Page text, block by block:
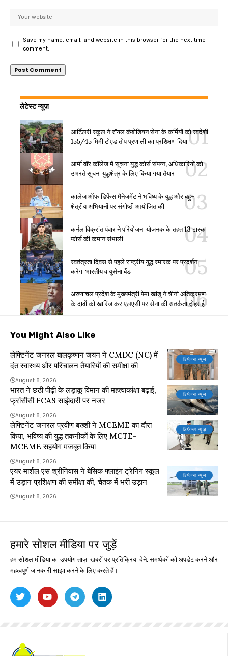
Save my name, email, and website in this browser for the next time I
comment.
लेटेस्ट न्यूज़
आर्टिलरी स्कूल ने रॉयल कंबोडियन सेना के कर्मियों को स्वदेशी
155/45 मिमी टोएड तोप प्रणाली का प्रशिक्षण दिया
आर्मी वॉर कॉलेज में सूचना युद्ध कोर्स संपन्न, अधिकारियों को
उभरते सूचना युद्धक्षेत्र के लिए किया गया तैयार
कालेज ऑफ डिफेंस मैनेजमेंट ने भविष्य के युद्ध और बहु-
क्षेत्रीय अभियानों पर संगोष्ठी आयोजित की
कर्नल विक्रांत पंवार ने परियोजना योजनक के तहत 13 टास्क
फोर्स की कमान संभाली
स्वतंत्रता दिवस से पहले राष्ट्रीय युद्ध स्मारक पर प्रदर्शन
करेगा भारतीय वायुसेना बैंड
अरुणाचल प्रदेश के मुख्यमंत्री पेमा खांडू ने चीनी अतिक्रमण
के दावों को खारिज कर एलएसी पर सेना की सतर्कता दोहराई
You Might Also Like
डिफेन्स न्यूज़
लेफ्टिनेंट जनरल बालकृष्णन जयन ने CMDC (NC) में
दंत स्वास्थ्य और परिचालन तैयारियों की समीक्षा की
August 8, 2026
डिफेन्स न्यूज़
भारत ने छठी पीढ़ी के लड़ाकू विमान की महत्वाकांक्षा बढ़ाई,
फ्रांसीसी FCAS साझेदारी पर नजर
August 8, 2026
डिफेन्स न्यूज़
लेफ्टिनेंट जनरल प्रवीण बख्शी ने MCEME का दौरा
किया, भविष्य की युद्ध तकनीकों के लिए MCTE-
MCEME सहयोग मजबूत किया
August 8, 2026
डिफेन्स न्यूज़
एयर मार्शल एस श्रीनिवास ने बेसिक फ्लाइंग ट्रेनिंग स्कूल
में उड़ान प्रशिक्षण की समीक्षा की, चेतक में भरी उड़ान
August 8, 2026
हमारे सोशल मीडिया पर जुड़ें
हम सोशल मीडिया का उपयोग ताज़ा खबरों पर प्रतिक्रिया देने, समर्थकों को अपडेट करने और
महत्वपूर्ण जानकारी साझा करने के लिए करते हैं।